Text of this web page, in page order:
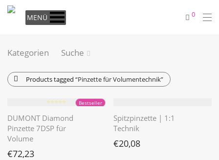
MENÜ 0
Kategorien Suche
Products tagged “Pinzette für Volumentechnik”
Bestseller
⭐️⭐️⭐️⭐️⭐️
DUMONT Diamond
Pinzette 7DSP für
Volume
€72,23
Spitzpinzette | 1:1
Technik
€20,08